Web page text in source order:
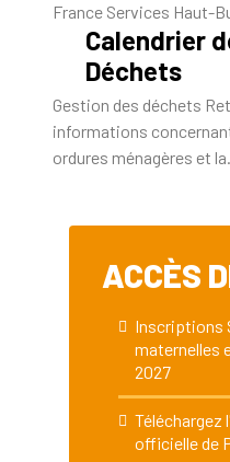
France Services Haut-
Calendrier
Déchets
Gestion des déchets
informations
ordures ménagères et
ACCÈS
Inscriptions
maternelles
2027
officielle de